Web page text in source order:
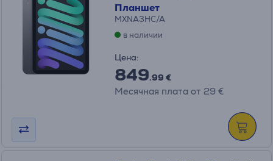
Планшет
MXNA3HC/A
в наличии
Цена:
849.99 €
Месячная плата от 29 €